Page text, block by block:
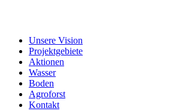
Unsere Vision
Projektgebiete
Aktionen
Wasser
Boden
Agroforst
Kontakt